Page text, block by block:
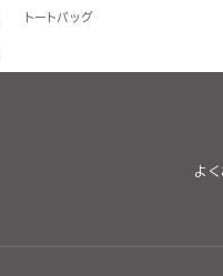
トートバッグ
よ